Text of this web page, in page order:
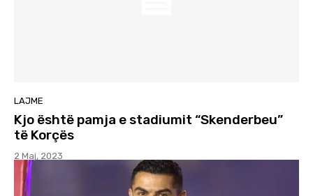
LAJME
Kjo është pamja e stadiumit “Skenderbeu”
të Korçës
2 Maj, 2023